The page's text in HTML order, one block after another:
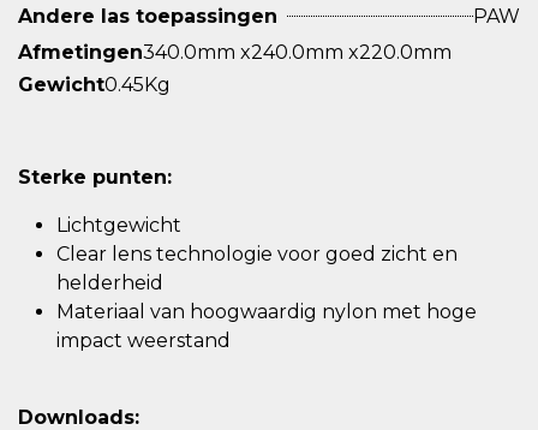
Andere las toepassingen
PAW
Afmetingen340.0mm x240.0mm x220.0mm
Gewicht0.45Kg
Sterke punten:
Lichtgewicht
Clear lens technologie voor goed zicht en
helderheid
Materiaal van hoogwaardig nylon met hoge
impact weerstand
Downloads: